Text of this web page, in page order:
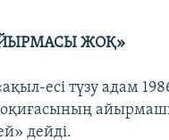
ЖОҚ»
есі түзу адам
оқиғасының
дейді.